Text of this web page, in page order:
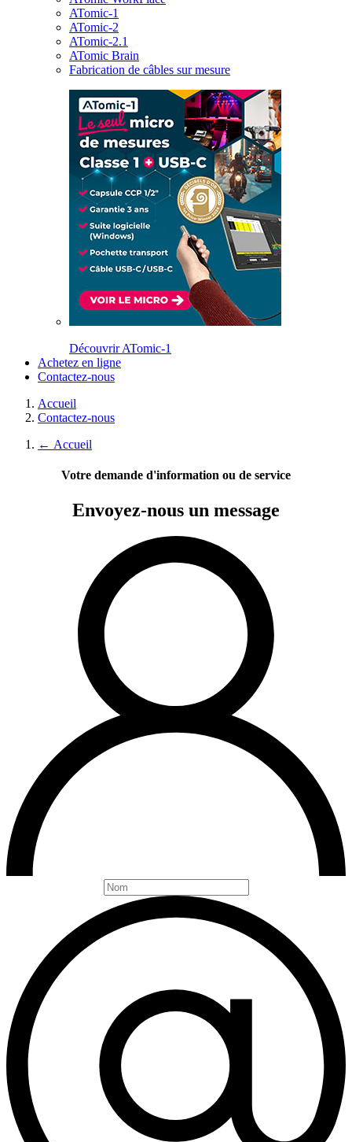
ATomic-1
ATomic-2
ATomic-2.1
ATomic Brain
Fabrication de câbles sur mesure
Découvrir ATomic-1
Achetez en ligne
Contactez-nous
Accueil
Contactez-nous
← Accueil
Votre demande d'information ou de service
Envoyez-nous un message